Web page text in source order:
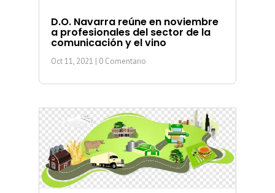
D.O. Navarra reúne en noviembre
a profesionales del sector de la
comunicación y el vino
Oct 11, 2021 | 0 Comentario